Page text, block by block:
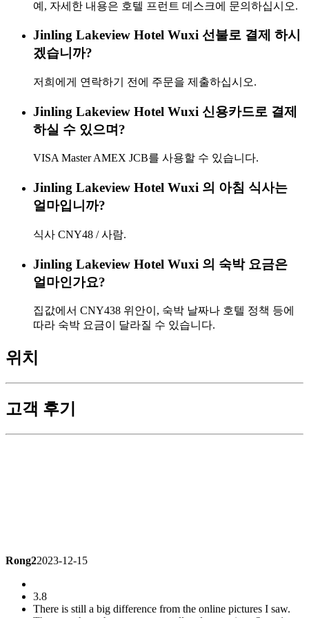
예, 자세한 내용은 호텔 프런트 데스크에 문의하십시오.
Jinling Lakeview Hotel Wuxi 선불로 결제 하시
겠습니까?
저희에게 연락하기 전에 주문을 제출하십시오.
Jinling Lakeview Hotel Wuxi 신용카드로 결제
하실 수 있으며?
VISA Master AMEX JCB를 사용할 수 있습니다.
Jinling Lakeview Hotel Wuxi 의 아침 식사는
얼마입니까?
식사 CNY48 / 사람.
Jinling Lakeview Hotel Wuxi 의 숙박 요금은
얼마인가요?
집값에서 CNY438 위안이, 숙박 날짜나 호텔 정책 등에
따라 숙박 요금이 달라질 수 있습니다.
위치
고객 후기
Rong22023-12-15
3.8
There is still a big difference from the online pictures I saw.
The room has a heavy musty smell and mosquitoesSuperior